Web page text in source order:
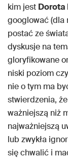
kim jest Dorota
googlować (dla
postać ze
dyskusje na
gloryfikowane
niski poziom
nie o tym ma
stwierdzenia,
ważniejszą niż
najważniejszą
lub zwykła
się chwalić i